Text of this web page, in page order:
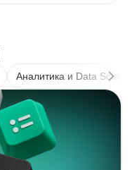
Аналитика и Data Science